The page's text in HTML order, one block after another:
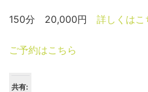
150分 20,000円 詳しくはこ
ご予約はこちら
共有: